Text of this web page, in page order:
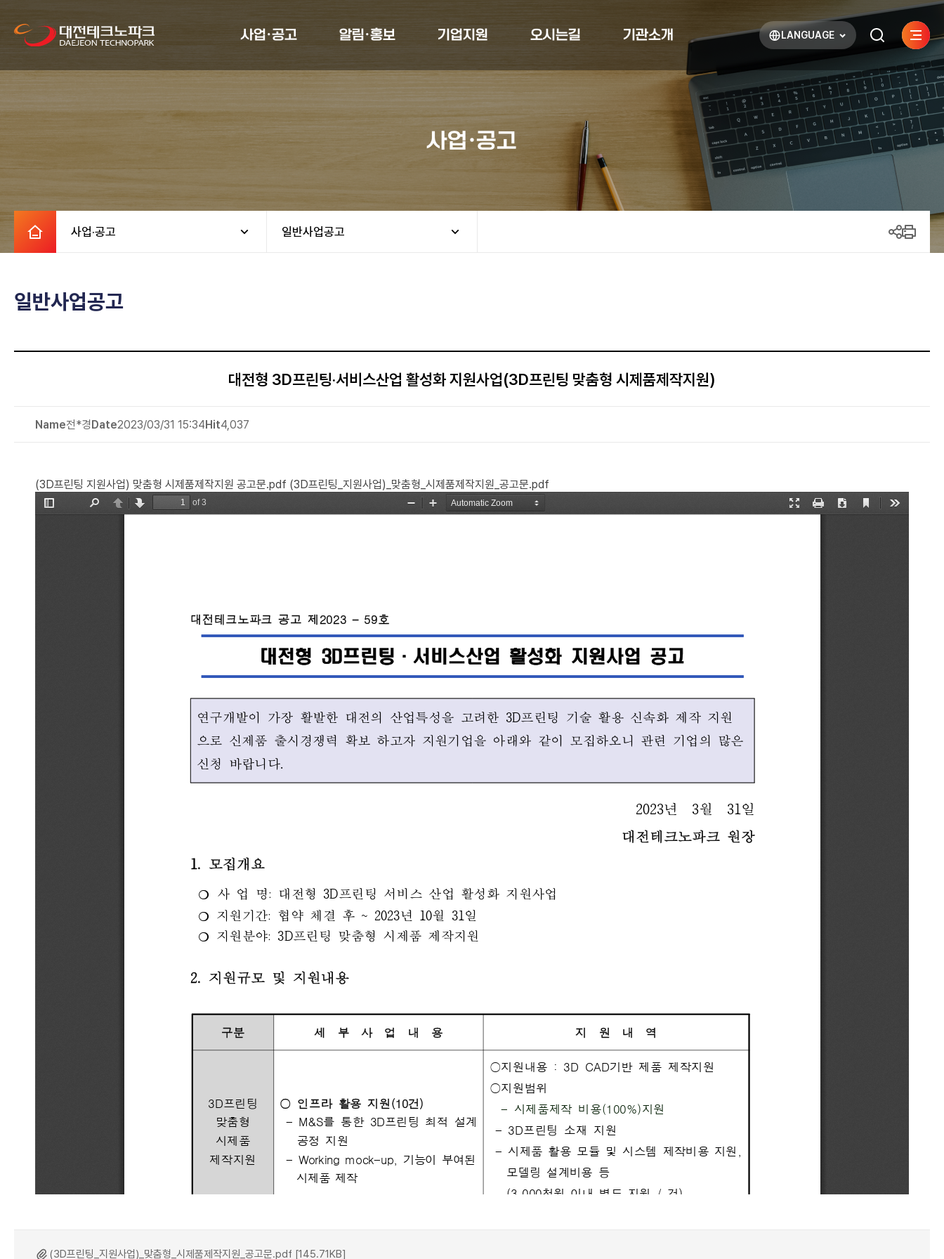
사업·공고 알림·홍보 기업지원 오시는길 기관소개 LANGUAGE
열기 검색하기
사이트
열기
사업·공고
사업·공고 일반사업공고
일반사업공고
대전형 3D프린팅·서비스산업 활성화 지원사업(3D프린팅 맞춤형 시제품제작지원)
Name전*경Date2023/03/31 15:34Hit4,037
(3D프린팅 지원사업) 맞춤형 시제품제작지원 공고문.pdf (3D프린팅_지원사업)_맞춤형_시제품제작지원_공고문.pdf
(3D프린팅_지원사업)_맞춤형_시제품제작지원_공고문.pdf [145.71KB]